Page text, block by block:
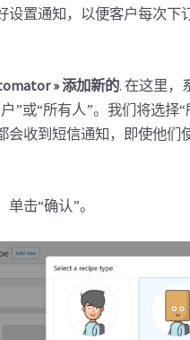
设置通知，以便客户每次下
» 添加新的. 在这里，
”或“所有人”。我们将选择“
会收到短信通知，即使他们
击“确认”。